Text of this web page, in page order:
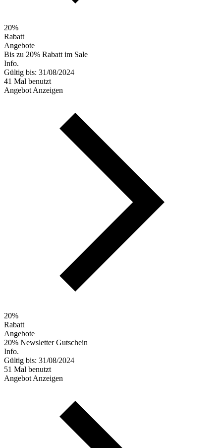
20%
Rabatt
Angebote
Bis zu 20% Rabatt im Sale
Info.
Gültig bis: 31/08/2024
41 Mal benutzt
Angebot Anzeigen
20%
Rabatt
Angebote
20% Newsletter Gutschein
Info.
Gültig bis: 31/08/2024
51 Mal benutzt
Angebot Anzeigen